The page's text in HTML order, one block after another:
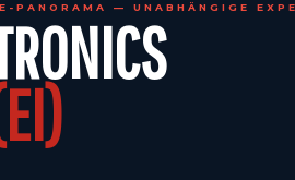
PANORAMA — UNABHÄNGIGE